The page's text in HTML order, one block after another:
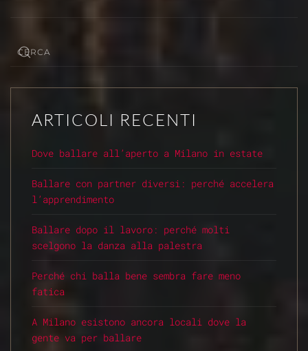
ARTICOLI RECENTI
Dove ballare all’aperto a Milano in estate
Ballare con partner diversi: perché accelera
l’apprendimento
Ballare dopo il lavoro: perché molti
scelgono la danza alla palestra
Perché chi balla bene sembra fare meno
fatica
A Milano esistono ancora locali dove la
gente va per ballare